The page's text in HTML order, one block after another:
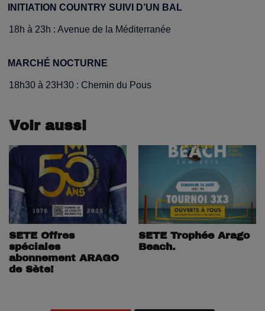
INITIATION COUNTRY SUIVI D’UN BAL
18h à 23h : Avenue de la Méditerranée
MARCHÉ NOCTURNE
18h30 à 23H30 : Chemin du Pous
Voir aussi
SETE Offres
spéciales
abonnement ARAGO
de Sète!
SETE Trophée Arago
Beach.